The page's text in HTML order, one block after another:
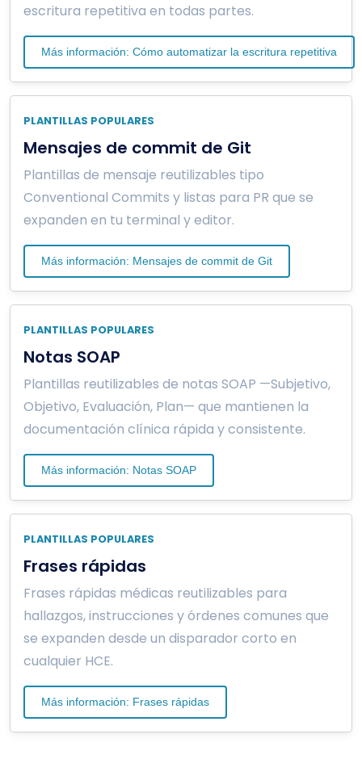
escritura repetitiva en todas partes.
Más información: Cómo automatizar la escritura repetitiva
PLANTILLAS POPULARES
Mensajes de commit de Git
Plantillas de mensaje reutilizables tipo
Conventional Commits y listas para PR que se
expanden en tu terminal y editor.
Más información: Mensajes de commit de Git
PLANTILLAS POPULARES
Notas SOAP
Plantillas reutilizables de notas SOAP —Subjetivo,
Objetivo, Evaluación, Plan— que mantienen la
documentación clínica rápida y consistente.
Más información: Notas SOAP
PLANTILLAS POPULARES
Frases rápidas
Frases rápidas médicas reutilizables para
hallazgos, instrucciones y órdenes comunes que
se expanden desde un disparador corto en
cualquier HCE.
Más información: Frases rápidas